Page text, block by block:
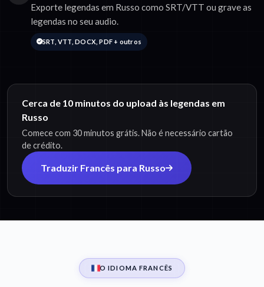
Exporte legendas em Russo como SRT/VTT ou grave as
legendas no seu audio.
SRT, VTT, DOCX, PDF + outros
Cerca de 10 minutos do upload às legendas em
Russo
Comece com 30 minutos grátis. Não é necessário cartão
de crédito.
Traduzir Francês para Russo
O IDIOMA FRANCÊS